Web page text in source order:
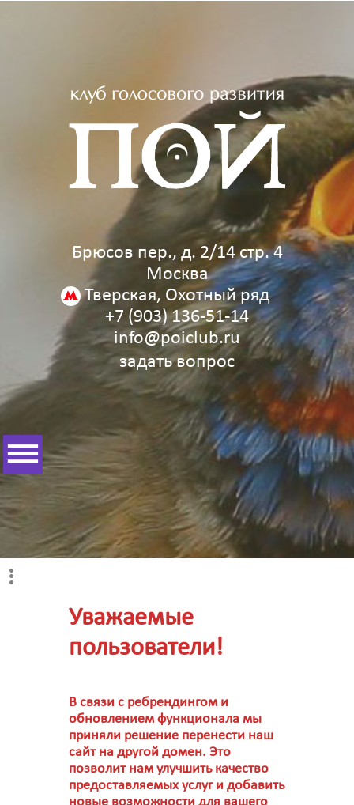
Брюсов пер., д. 2/14 стр. 4
Москва
Тверская, Охотный ряд
+7 (903) 136‑51‑14
info@poiclub.ru
задать вопрос
Уважаемые
пользователи!
В связи с ребрендингом и
обновлением функционала мы
приняли решение перенести наш
сайт на другой домен. Это
позволит нам улучшить качество
предоставляемых услуг и добавить